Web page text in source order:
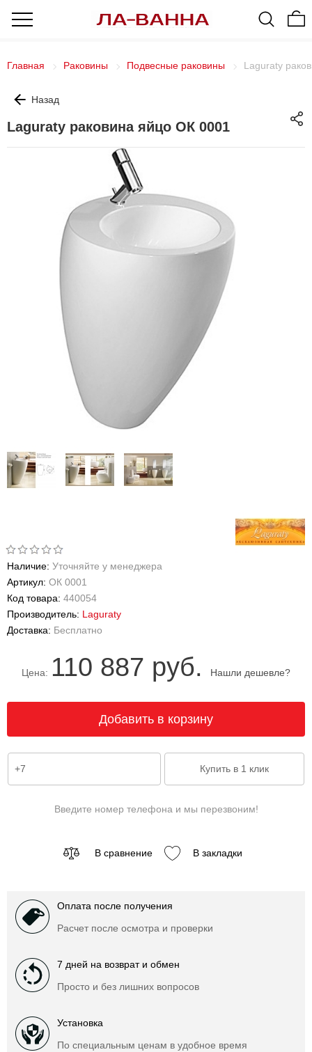
Главная Раковины Подвесные раковины Laguraty
Назад
Laguraty раковина яйцо ОК 0001
Наличие: Уточняйте у менеджера
Артикул: ОК 0001
Код товара: 440054
Производитель: Laguraty
Доставка: Бесплатно
Цена: 110 887 руб. Нашли дешевле?
Введите номер телефона и мы перезвоним!
В сравнение В закладки
Оплата после получения
Расчет после осмотра и проверки
7 дней на возврат и обмен
Просто и без лишних вопросов
Установка
По специальным ценам в удобное время